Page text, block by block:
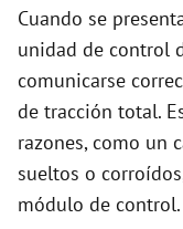
Cuando se
unidad de control
comunicarse
de tracción total.
razones, como un
sueltos o
módulo de control.